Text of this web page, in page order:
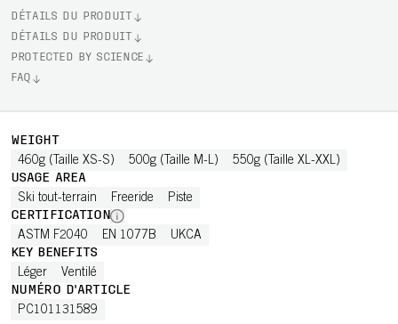
DÉTAILS DU PRODUIT
DÉTAILS DU PRODUIT
PROTECTED BY SCIENCE
FAQ
WEIGHT
460g (Taille XS-S) 500g (Taille M-L) 550g (Taille XL-XXL)
USAGE AREA
Ski tout-terrain Freeride Piste
CERTIFICATION
ASTM F2040 EN 1077B UKCA
KEY BENEFITS
Léger Ventilé
NUMÉRO D'ARTICLE
PC101131589